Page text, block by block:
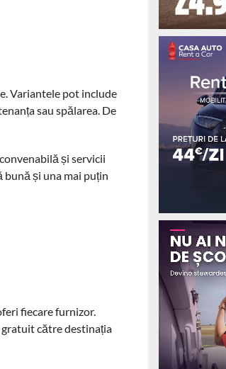
Variantele pot include
sau spălarea. De
și servicii
bună și una mai puțin
fiecare furnizor.
către destinația